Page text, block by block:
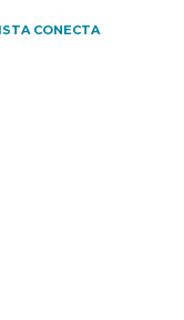
CONECTA